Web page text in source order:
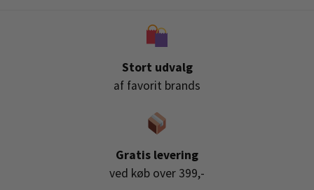
Stort udvalg
af favorit brands
Gratis levering
ved køb over 399,-